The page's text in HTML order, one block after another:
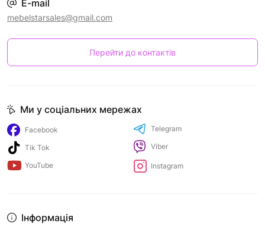
E-mail
mebelstarsales@gmail.com
Перейти до контактів
Інформація
Ми у соціальних мережах
Facebook
Tik Tok
YouTube
Telegram
Viber
Instagram